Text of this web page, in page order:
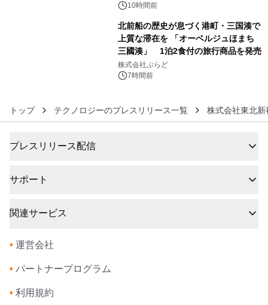
催 英国ラジオ「NTS」の 特別プログ
アーティストを フィーチャーしたアニ
メーションを公開～
10時間前
北前船の歴史が息づく港町・三国湊で
上質な滞在を 「オーベルジュほまち
三國湊」 1泊2食付の旅行商品を発売
株式会社ぷらど
7時間前
トップ テクノロジーのプレスリリース一覧 株式会社東北新
プレスリリース配信
サポート
関連サービス
• 運営会社
• パートナープログラム
• 利用規約